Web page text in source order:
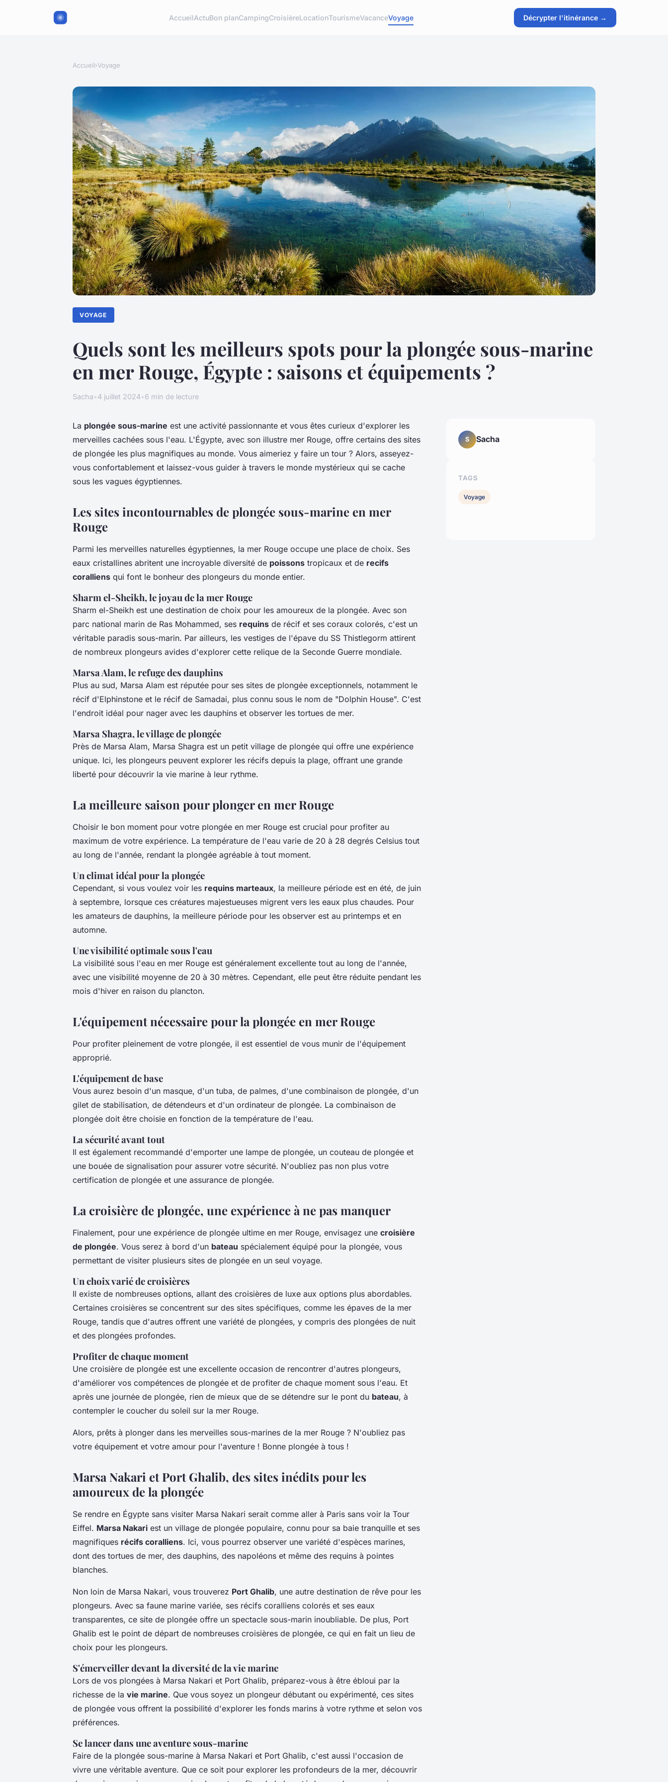
AccueilActuBon planCampingCroisièreLocationTourismeVacanceVoyage Décrypter l'itinérance →
Accueil›Voyage
VOYAGE
Quels sont les meilleurs spots pour la plongée sous-marine
en mer Rouge, Égypte : saisons et équipements ?
Sacha•4 juillet 2024•6 min de lecture
La plongée sous-marine est une activité passionnante et vous êtes curieux d'explorer les
merveilles cachées sous l'eau. L'Égypte, avec son illustre mer Rouge, offre certains des sites
de plongée les plus magnifiques au monde. Vous aimeriez y faire un tour ? Alors, asseyez-
vous confortablement et laissez-vous guider à travers le monde mystérieux qui se cache
sous les vagues égyptiennes.
Les sites incontournables de plongée sous-marine en mer
Rouge
Parmi les merveilles naturelles égyptiennes, la mer Rouge occupe une place de choix. Ses
eaux cristallines abritent une incroyable diversité de poissons tropicaux et de recifs
coralliens qui font le bonheur des plongeurs du monde entier.
Sharm el-Sheikh, le joyau de la mer Rouge
Sharm el-Sheikh est une destination de choix pour les amoureux de la plongée. Avec son
parc national marin de Ras Mohammed, ses requins de récif et ses coraux colorés, c'est un
véritable paradis sous-marin. Par ailleurs, les vestiges de l'épave du SS Thistlegorm attirent
de nombreux plongeurs avides d'explorer cette relique de la Seconde Guerre mondiale.
Marsa Alam, le refuge des dauphins
Plus au sud, Marsa Alam est réputée pour ses sites de plongée exceptionnels, notamment le
récif d'Elphinstone et le récif de Samadai, plus connu sous le nom de "Dolphin House". C'est
l'endroit idéal pour nager avec les dauphins et observer les tortues de mer.
Marsa Shagra, le village de plongée
Près de Marsa Alam, Marsa Shagra est un petit village de plongée qui offre une expérience
unique. Ici, les plongeurs peuvent explorer les récifs depuis la plage, offrant une grande
liberté pour découvrir la vie marine à leur rythme.
La meilleure saison pour plonger en mer Rouge
Choisir le bon moment pour votre plongée en mer Rouge est crucial pour profiter au
maximum de votre expérience. La température de l'eau varie de 20 à 28 degrés Celsius tout
au long de l'année, rendant la plongée agréable à tout moment.
Un climat idéal pour la plongée
Cependant, si vous voulez voir les requins marteaux, la meilleure période est en été, de juin
à septembre, lorsque ces créatures majestueuses migrent vers les eaux plus chaudes. Pour
les amateurs de dauphins, la meilleure période pour les observer est au printemps et en
automne.
Une visibilité optimale sous l'eau
La visibilité sous l'eau en mer Rouge est généralement excellente tout au long de l'année,
avec une visibilité moyenne de 20 à 30 mètres. Cependant, elle peut être réduite pendant les
mois d'hiver en raison du plancton.
L'équipement nécessaire pour la plongée en mer Rouge
Pour profiter pleinement de votre plongée, il est essentiel de vous munir de l'équipement
approprié.
L'équipement de base
Vous aurez besoin d'un masque, d'un tuba, de palmes, d'une combinaison de plongée, d'un
gilet de stabilisation, de détendeurs et d'un ordinateur de plongée. La combinaison de
plongée doit être choisie en fonction de la température de l'eau.
La sécurité avant tout
Il est également recommandé d'emporter une lampe de plongée, un couteau de plongée et
une bouée de signalisation pour assurer votre sécurité. N'oubliez pas non plus votre
certification de plongée et une assurance de plongée.
La croisière de plongée, une expérience à ne pas manquer
Finalement, pour une expérience de plongée ultime en mer Rouge, envisagez une croisière
de plongée. Vous serez à bord d'un bateau spécialement équipé pour la plongée, vous
permettant de visiter plusieurs sites de plongée en un seul voyage.
Un choix varié de croisières
Il existe de nombreuses options, allant des croisières de luxe aux options plus abordables.
Certaines croisières se concentrent sur des sites spécifiques, comme les épaves de la mer
Rouge, tandis que d'autres offrent une variété de plongées, y compris des plongées de nuit
et des plongées profondes.
Profiter de chaque moment
Une croisière de plongée est une excellente occasion de rencontrer d'autres plongeurs,
d'améliorer vos compétences de plongée et de profiter de chaque moment sous l'eau. Et
après une journée de plongée, rien de mieux que de se détendre sur le pont du bateau, à
contempler le coucher du soleil sur la mer Rouge.
Alors, prêts à plonger dans les merveilles sous-marines de la mer Rouge ? N'oubliez pas
votre équipement et votre amour pour l'aventure ! Bonne plongée à tous !
Marsa Nakari et Port Ghalib, des sites inédits pour les
amoureux de la plongée
Se rendre en Égypte sans visiter Marsa Nakari serait comme aller à Paris sans voir la Tour
Eiffel. Marsa Nakari est un village de plongée populaire, connu pour sa baie tranquille et ses
magnifiques récifs coralliens. Ici, vous pourrez observer une variété d'espèces marines,
dont des tortues de mer, des dauphins, des napoléons et même des requins à pointes
blanches.
Non loin de Marsa Nakari, vous trouverez Port Ghalib, une autre destination de rêve pour les
plongeurs. Avec sa faune marine variée, ses récifs coralliens colorés et ses eaux
transparentes, ce site de plongée offre un spectacle sous-marin inoubliable. De plus, Port
Ghalib est le point de départ de nombreuses croisières de plongée, ce qui en fait un lieu de
choix pour les plongeurs.
S'émerveiller devant la diversité de la vie marine
Lors de vos plongées à Marsa Nakari et Port Ghalib, préparez-vous à être ébloui par la
richesse de la vie marine. Que vous soyez un plongeur débutant ou expérimenté, ces sites
de plongée vous offrent la possibilité d'explorer les fonds marins à votre rythme et selon vos
préférences.
Se lancer dans une aventure sous-marine
Faire de la plongée sous-marine à Marsa Nakari et Port Ghalib, c'est aussi l'occasion de
vivre une véritable aventure. Que ce soit pour explorer les profondeurs de la mer, découvrir
S Sacha
TAGS
Voyage